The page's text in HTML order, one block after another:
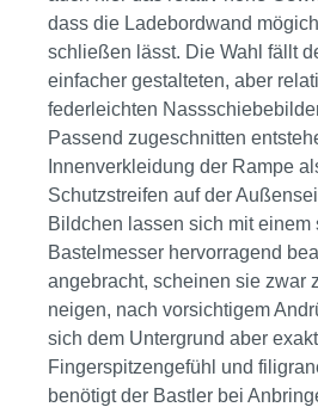
dass die Ladebordwand
schließen lässt. Die Wahl fällt
einfacher gestalteten, aber
federleichten
Passend zugeschnitten
Innenverkleidung der Rampe
Schutzstreifen auf der
Bildchen lassen sich mit einem
Bastelmesser hervorragend
angebracht, scheinen sie zwar
neigen, nach vorsichtigem
sich dem Untergrund aber
Fingerspitzengefühl und
benötigt der Bastler bei